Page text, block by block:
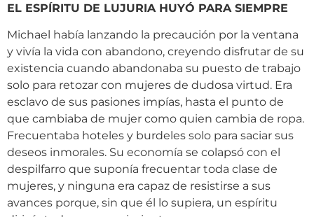
EL ESPÍRITU DE LUJURIA HUYÓ PARA SIEMPRE
Michael había lanzando la precaución por la ventana
y vivía la vida con abandono, creyendo disfrutar de su
existencia cuando abandonaba su puesto de trabajo
solo para retozar con mujeres de dudosa virtud. Era
esclavo de sus pasiones impías, hasta el punto de
que cambiaba de mujer como quien cambia de ropa.
Frecuentaba hoteles y burdeles solo para saciar sus
deseos inmorales. Su economía se colapsó con el
despilfarro que suponía frecuentar toda clase de
mujeres, y ninguna era capaz de resistirse a sus
avances porque, sin que él lo supiera, un espíritu